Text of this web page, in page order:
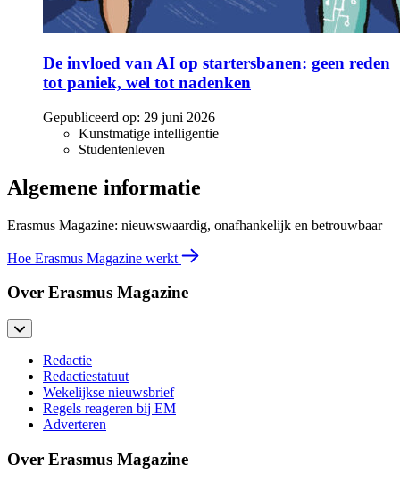
De invloed van AI op startersbanen: geen reden
tot paniek, wel tot nadenken
Gepubliceerd op: 29 juni 2026
Kunstmatige intelligentie
Studentenleven
Algemene informatie
Erasmus Magazine: nieuwswaardig, onafhankelijk en betrouwbaar
Hoe Erasmus Magazine werkt
Over Erasmus Magazine
Redactie
Redactiestatuut
Wekelijkse nieuwsbrief
Regels reageren bij EM
Adverteren
Over Erasmus Magazine